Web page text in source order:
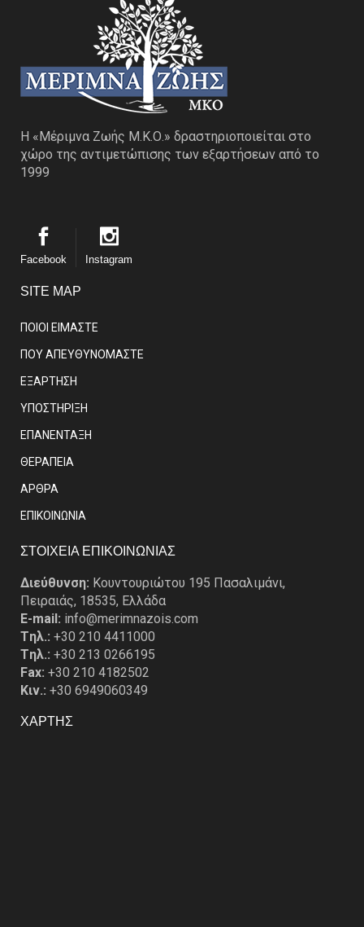
Η «Μέριμνα Ζωής Μ.Κ.Ο.» δραστηριοποιείται στο
χώρο της αντιμετώπισης των εξαρτήσεων από το
1999
Facebook Instagram
SITE MAP
ΠΟΙΟΙ ΕΙΜΑΣΤE
ΠΟΥ ΑΠΕΥΘΥΝΟΜΑΣΤΕ
ΕΞΑΡΤΗΣΗ
ΥΠΟΣΤΗΡΙΞΗ
ΕΠΑΝΕΝΤΑΞΗ
ΘΕΡΑΠΕΙΑ
ΑΡΘΡΑ
EΠΙΚΟΙΝΩΝΙΑ
ΣΤΟΙΧΕΙΑ ΕΠΙΚΟΙΝΩΝΙΑΣ
Διεύθυνση: Κουντουριώτου 195 Πασαλιμάνι,
Πειραιάς, 18535, Ελλάδα
E-mail: info@merimnazois.com
Tηλ.: +30 210 4411000
Tηλ.: +30 213 0266195
Fax: +30 210 4182502
Κιν.: +30 6949060349
ΧΑΡΤΗΣ